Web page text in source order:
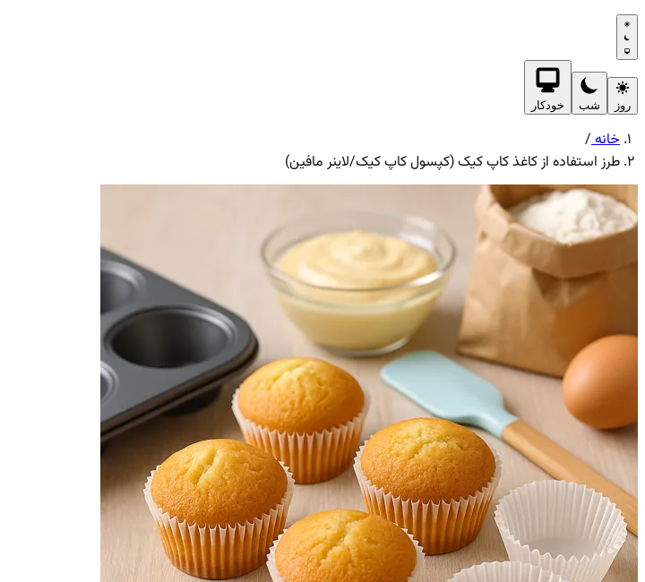
روز شب خودکار
خانه/
طرز استفاده از کاغذ کاپ کیک (کپسول کاپ کیک/لاینر مافین)